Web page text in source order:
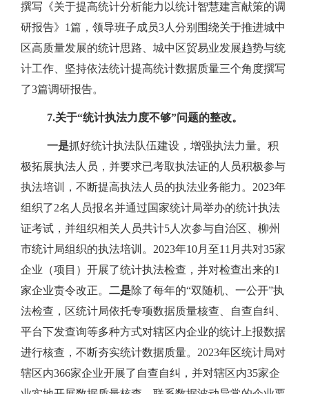
撰写《关于提高统计分析能力以统计智慧建言献策的调
研报告》 1篇，领导班子成员3人分别围绕关于推进城中
区高质量发展的统计思路、城中区贸易业发展趋势与统
计工作、坚持依法统计提高统计数据质量三个角度撰写
了3篇调研报告。
7.关于“统计执法力度不够”问题的整改。
一是抓好统计执法队伍建设，增强执法力量。积
极拓展执法人员，并要求已考取执法证的人员积极参与
执法培训，不断提高执法人员的执法业务能力。 2023年
组织了2名人员报名并通过国家统计局举办的统计执法
证考试，并组织相关人员共计5 人次参与自治区、柳州
市统计局组织的执法培训。 2023年10月至11 月共对35家
企业（项目）开展了统计执法检查，并对检查出来的1
家企业责令改正。 二是除了每年的“双随机、一公开”执
法检查，区统计局依托专项数据质量核查、自查自纠、
平台下发查询等多种方式对辖区内企业的统计上报数据
进行核查，不断夯实统计数据质量。 2023年区统计局对
辖区内366家企业开展了自查自纠，并对辖区内35家企